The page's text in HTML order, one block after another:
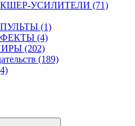
УСИЛИТЕЛИ (71)
(1)
(4)
(202)
(189)